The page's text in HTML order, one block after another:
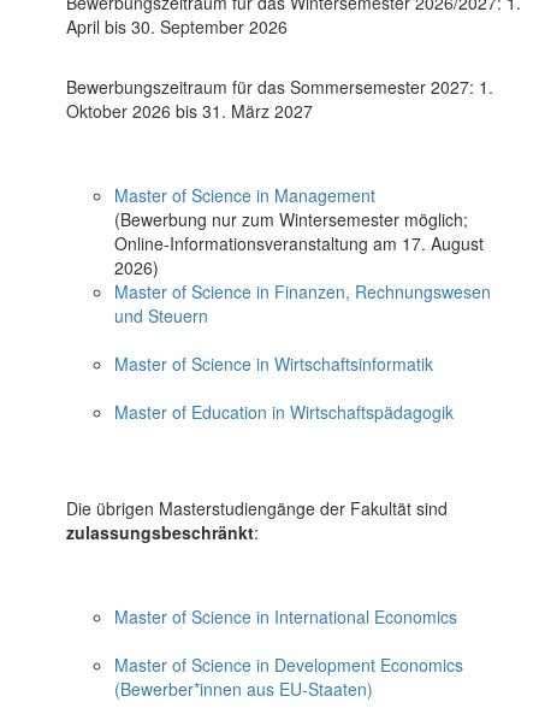
April bis 30. September 2026
Bewerbungszeitraum für das Sommersemester 2027: 1.
Oktober 2026 bis 31. März 2027
Master of Science in Management
(Bewerbung nur zum Wintersemester möglich;
Online-Informationsveranstaltung am 17. August
2026)
Master of Science in Finanzen, Rechnungswesen
und Steuern
Master of Science in Wirtschaftsinformatik
Master of Education in Wirtschaftspädagogik
Die übrigen Masterstudiengänge der Fakultät sind
zulassungsbeschränkt:
Master of Science in International Economics
Master of Science in Development Economics
(Bewerber*innen aus EU-Staaten)